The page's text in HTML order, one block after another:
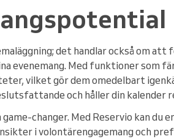
det handlar också om
evenemang. Med funktioner som
vilket gör dem omedelbart
och håller din kalender
changer. Med Reservio kan du
i volontärengagemang och